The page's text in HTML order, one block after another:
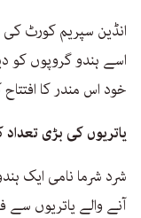
انڈین سپریم کورٹ
اسے ہندو گروپوں کو
خود اس مندر کا
یاتریوں کی بڑی
شرد شرما نامی ایک
آنے والے یاتریوں سے